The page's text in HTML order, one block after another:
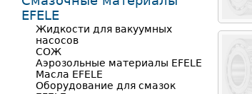
EFELE
Жидкости для вакуумных
насосов
СОЖ
Аэрозольные материалы EFELE
Масла EFELE
Оборудование для смазок